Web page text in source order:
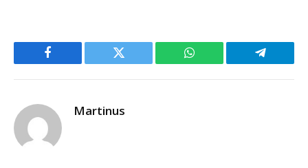
Facebook Twitter WhatsApp Telegram
Martinus